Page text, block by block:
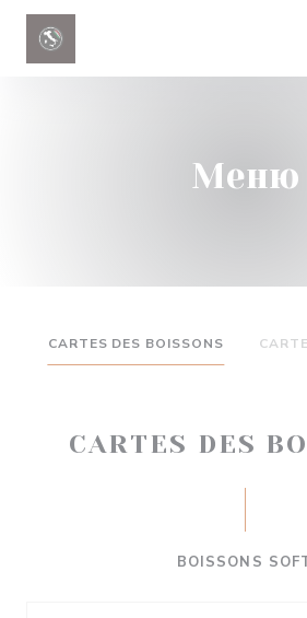
Панель управления cookies
Меню
CARTES DES BOISSONS
CARTES DES
BOISSONS